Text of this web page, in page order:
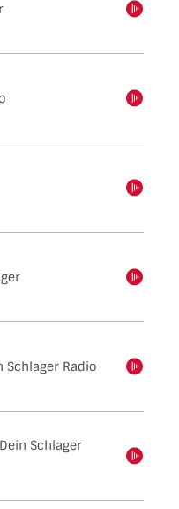
Schlager Radio
einschalten
Schlager
einschalten